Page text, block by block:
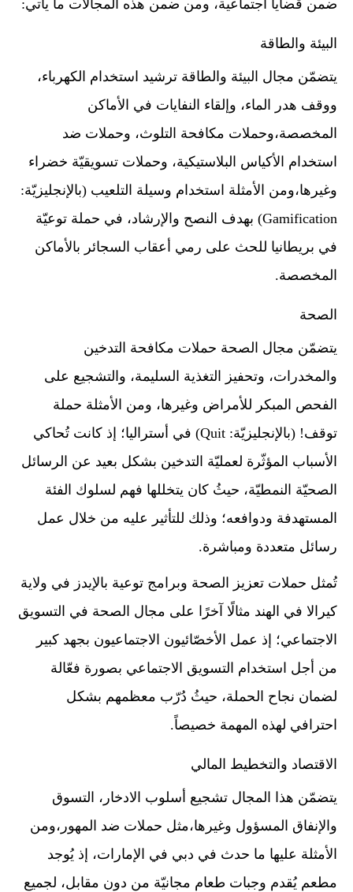
ضمن قضايا اجتماعية، ومن ضمن هذه المجالات ما يأتي:
البيئة والطاقة
يتضمّن مجال البيئة والطاقة ترشيد استخدام الكهرباء،
ووقف هدر الماء، وإلقاء النفايات في الأماكن
المخصصة،وحملات مكافحة التلوث، وحملات ضد
استخدام الأكياس البلاستيكية، وحملات تسويقيّة خضراء
وغيرها،ومن الأمثلة استخدام وسيلة التلعيب (بالإنجليزيّة:
Gamification) بهدف النصح والإرشاد، في حملة توعيّة
في بريطانيا للحث على رمي أعقاب السجائر بالأماكن
المخصصة.
الصحة
يتضمّن مجال الصحة حملات مكافحة التدخين
والمخدرات، وتحفيز التغذية السليمة، والتشجيع على
الفحص المبكر للأمراض وغيرها، ومن الأمثلة حملة
توقف! (بالإنجليزيّة: Quit) في أستراليا؛ إذ كانت تُحاكي
الأسباب المؤثّرة لعمليّة التدخين بشكل بعيد عن الرسائل
الصحيّة النمطيّة، حيثُ كان يتخللها فهم لسلوك الفئة
المستهدفة ودوافعه؛ وذلك للتأثير عليه من خلال عمل
رسائل متعددة ومباشرة.
تُمثل حملات تعزيز الصحة وبرامج توعية بالإيدز في ولاية
كيرالا في الهند مثالًا آخرًا على مجال الصحة في التسويق
الاجتماعي؛ إذ عمل الأخصّائيون الاجتماعيون بجهد كبير
من أجل استخدام التسويق الاجتماعي بصورة فعّالة
لضمان نجاح الحملة، حيثُ دُرّب معظمهم بشكل
احترافي لهذه المهمة خصيصاً.
الاقتصاد والتخطيط المالي
يتضمّن هذا المجال تشجيع أسلوب الادخار، التسوق
والإنفاق المسؤول وغيرها،مثل حملات ضد المهور،ومن
الأمثلة عليها ما حدث في دبي في الإمارات، إذ يُوجد
مطعم يُقدم وجبات طعام مجانيّة من دون مقابل، لجميع